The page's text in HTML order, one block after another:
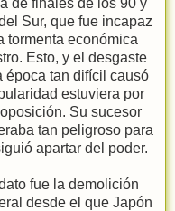
Sur, que fue incapaz
tormenta económica
Esto, y el desgaste
época tan difícil causó
estuviera por
Su sucesor
tan peligroso para
apartar del poder.
fue la demolición
desde el que Japón